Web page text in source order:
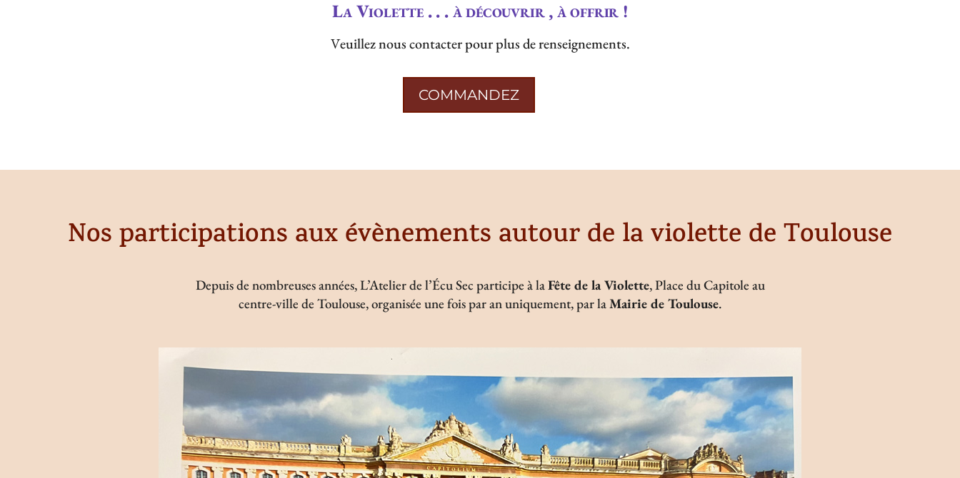
La Violette . . . à découvrir , à offrir !
Veuillez nous contacter pour plus de renseignements.
COMMANDEZ
Nos participations aux évènements autour de la violette de Toulouse
Depuis de nombreuses années, L’Atelier de l’Écu Sec participe à laFête de la Violette, Place du Capitole au
centre-ville de Toulouse, organisée une fois par an uniquement, par laMairie de Toulouse.